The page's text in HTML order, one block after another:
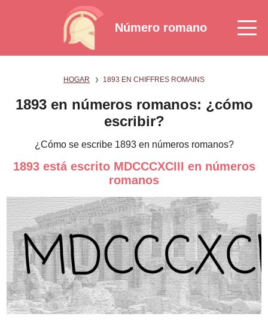
Número romano
HOGAR 1893 EN CHIFFRES ROMAINS
1893 en números romanos: ¿cómo
escribir?
¿Cómo se escribe 1893 en números romanos?
1893 está escrito MDCCCXCIII en números
romanos